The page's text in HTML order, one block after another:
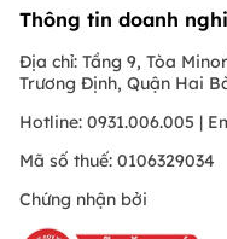
Thông tin doanh
Địa chỉ: Tầng 9, Tòa
Trương Định, Quận Hai
Hotline: 0931.006.005 |
Mã số thuế: 0106329034
Chứng nhận bởi